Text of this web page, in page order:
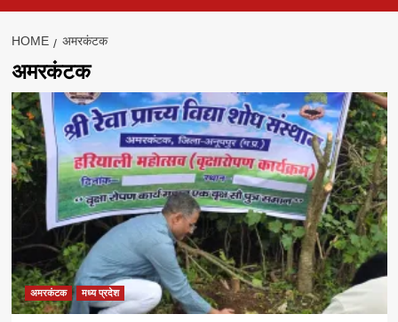
HOME अमरकंटक
अमरकंटक
अमरकंटक मध्य प्रदेश